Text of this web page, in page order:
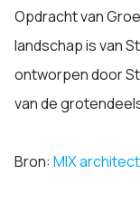
Opdracht van
landschap is van
ontworpen door
van de
Bron: MIX